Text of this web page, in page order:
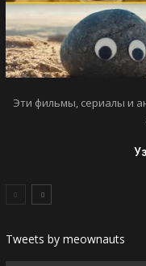
Эти фильмы, сериалы и
Tweets by meownauts